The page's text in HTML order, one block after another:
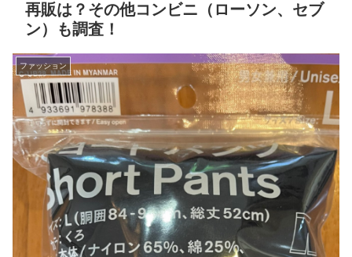
再販は？その他コンビニ（ローソン、セブ
ン）も調査！
ファッション